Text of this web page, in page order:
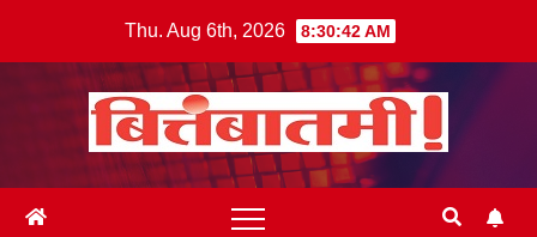
Thu. Aug 6th, 2026 8:30:42 AM